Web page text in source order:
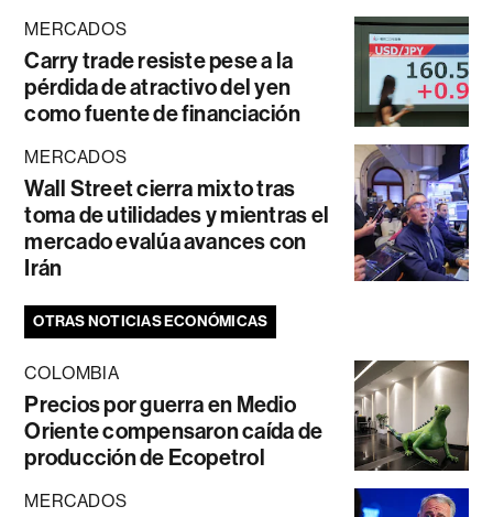
MERCADOS
Carry trade resiste pese a la
pérdida de atractivo del yen
como fuente de financiación
MERCADOS
Wall Street cierra mixto tras
toma de utilidades y mientras el
mercado evalúa avances con
Irán
OTRAS NOTICIAS ECONÓMICAS
COLOMBIA
Precios por guerra en Medio
Oriente compensaron caída de
producción de Ecopetrol
MERCADOS